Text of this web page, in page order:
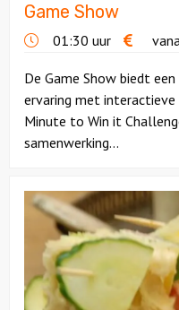
Game Show
01:30 uur
De Game Show biedt
ervaring met interactieve
Minute to Win it
samenwerking...
Bekijk
Floating